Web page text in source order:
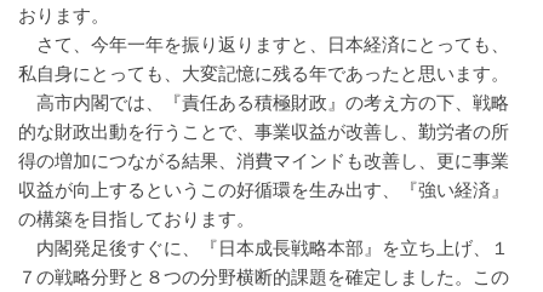
おります。
さて、今年一年を振り返りますと、日本経済にとっても、
私自身にとっても、大変記憶に残る年であったと思います。
高市内閣では、『責任ある積極財政』の考え方の下、戦略
的な財政出動を行うことで、事業収益が改善し、勤労者の所
得の増加につながる結果、消費マインドも改善し、更に事業
収益が向上するというこの好循環を生み出す、『強い経済』
の構築を目指しております。
内閣発足後すぐに、『日本成長戦略本部』を立ち上げ、１
７の戦略分野と８つの分野横断的課題を確定しました。この